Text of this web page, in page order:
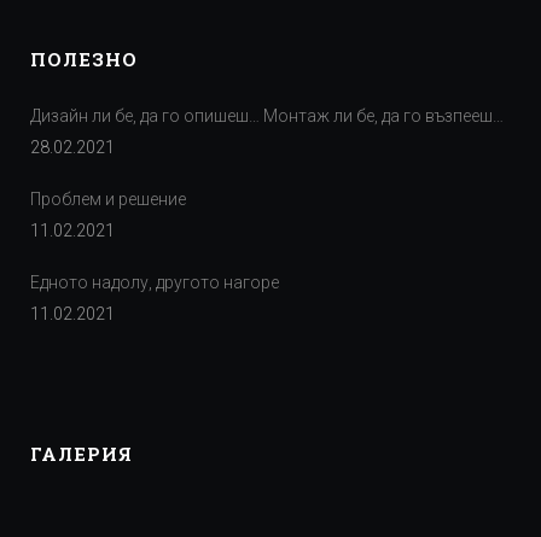
ПОЛЕЗНО
Дизайн ли бе, да го опишеш… Монтаж ли бе, да го възпееш…
28.02.2021
Проблем и решение
11.02.2021
Едното надолу, другото нагоре
11.02.2021
ГАЛЕРИЯ